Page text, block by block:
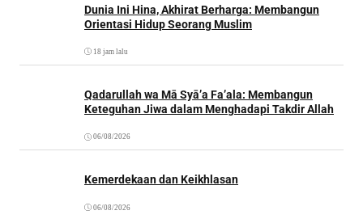
Dunia Ini Hina, Akhirat Berharga: Membangun
Orientasi Hidup Seorang Muslim
18 jam lalu
Qadarullah wa Mā Syā’a Fa’ala: Membangun
Keteguhan Jiwa dalam Menghadapi Takdir Allah
06/08/2026
Kemerdekaan dan Keikhlasan
06/08/2026